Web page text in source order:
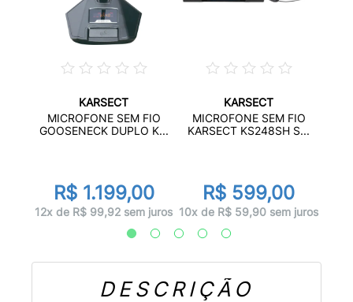
KARSECT
MICROFONE SEM FIO
GOOSENECK DUPLO K...
R$ 1.199,00
12x de R$ 99,92 sem juros
KARSECT
MICROFONE SEM FIO
KARSECT KS248SH S...
R$ 599,00
10x de R$ 59,90 sem juros
DESCRIÇÃO